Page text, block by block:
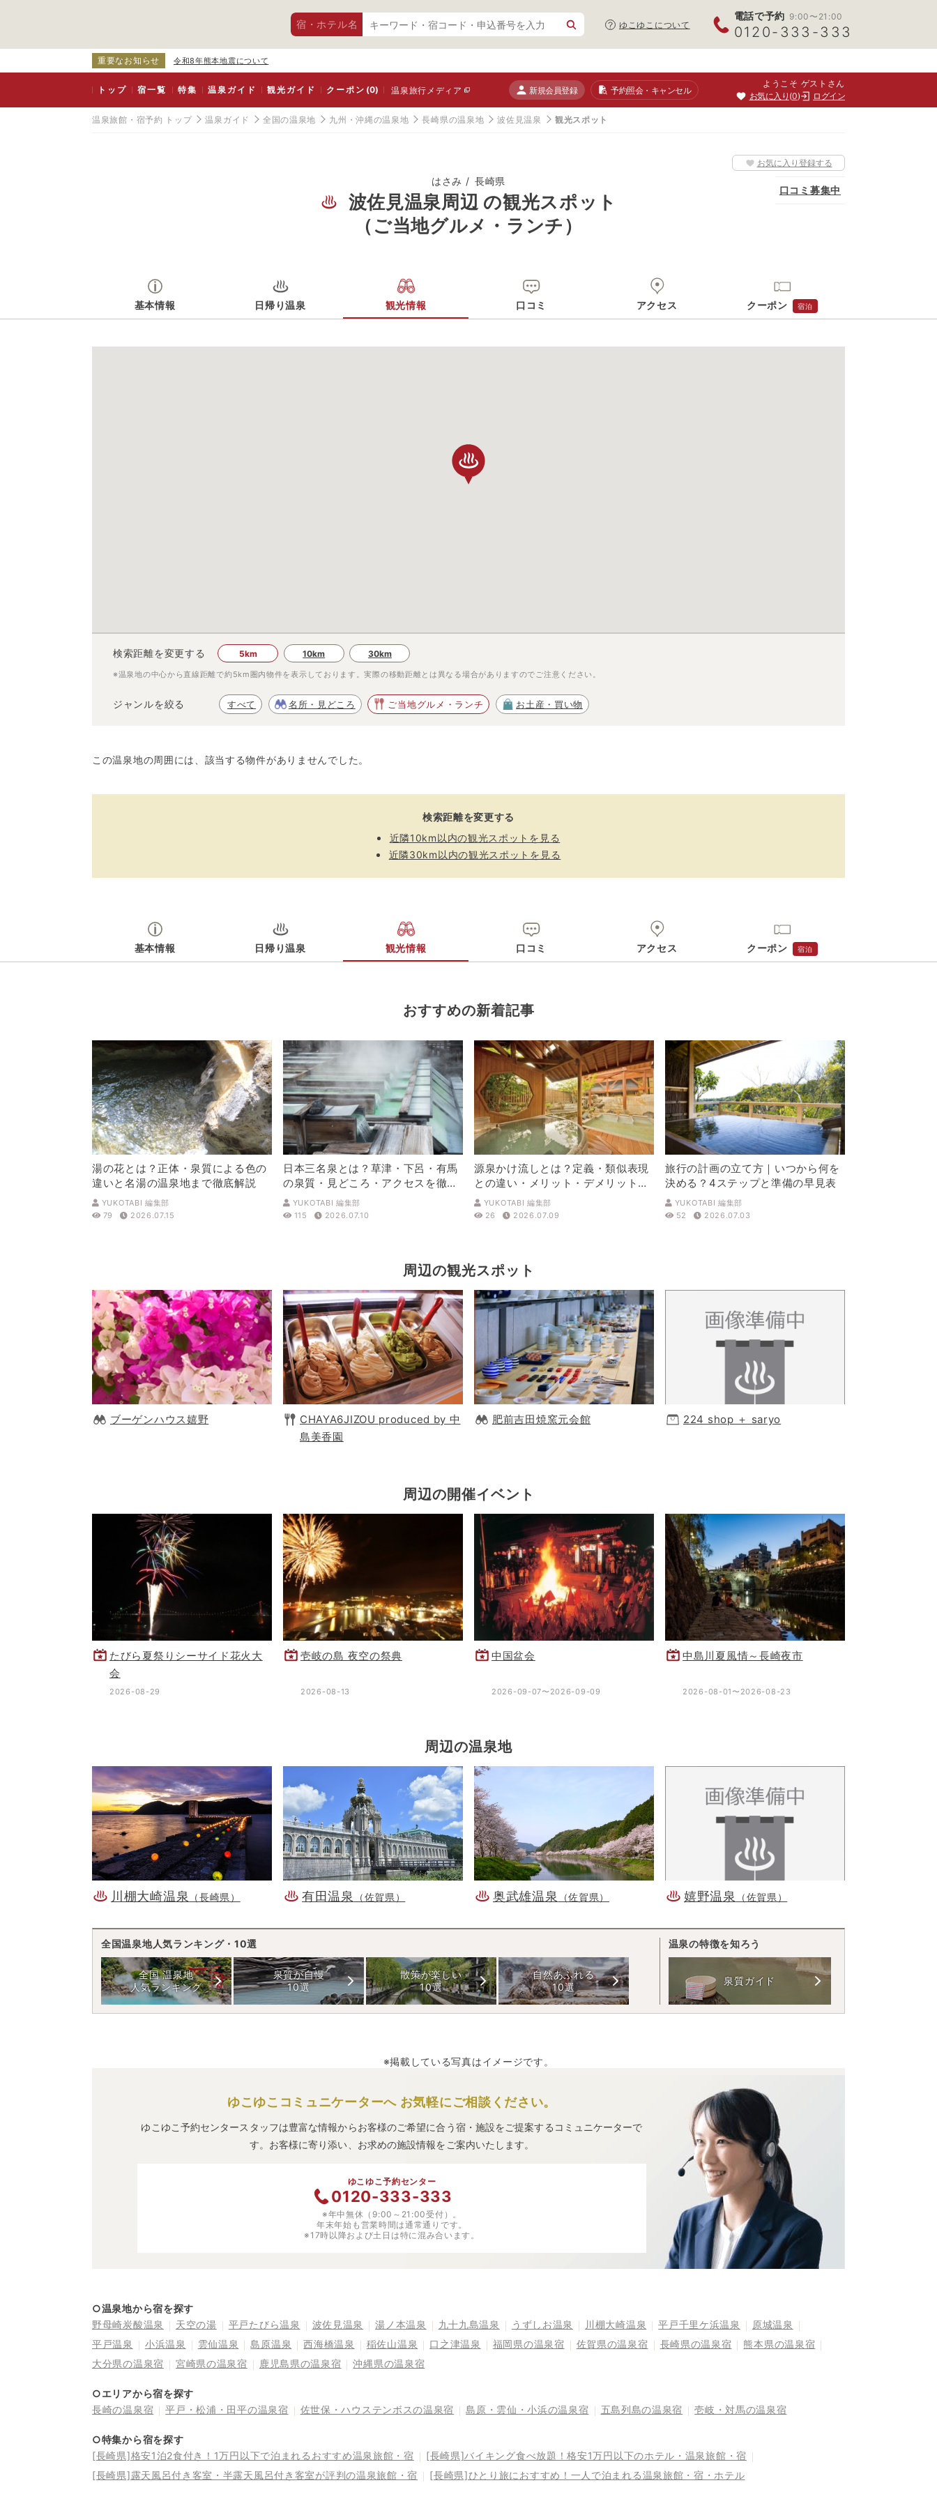
宿・ホテル名 ゆこゆこについて
電話で予約 9:00〜21:00
0120-333-333
重要なお知らせ 令和8年熊本地震について
トップ 宿一覧 特集 温泉ガイド 観光ガイド クーポン(0) 温泉旅行メディア 新規会員登録 予約照会・キャンセル
ようこそ ゲストさん
お気に入り 0 ログイン
温泉旅館・宿予約 トップ 温泉ガイド 全国の温泉地 九州・沖縄の温泉地 長崎県の温泉地 波佐見温泉 観光スポット
はさみ 長崎県
波佐見温泉周辺 の観光スポット
（ご当地グルメ・ランチ）
お気に入り登録する
口コミ募集中
基本情報 日帰り温泉 観光情報 口コミ アクセス クーポン 宿泊
検索距離を変更する 5km 10km 30km
※温泉地の中心から直線距離で約5km 圏内物件を表示しております。実際の移動距離とは異なる場合がありますのでご注意ください。
ジャンルを絞る すべて 名所・見どころ ご当地グルメ・ランチ お土産・買い物
この温泉地の周囲には、該当する物件がありませんでした。
検索距離を変更する
近隣10km以内の観光スポットを見る
近隣30km以内の観光スポットを見る
基本情報 日帰り温泉 観光情報 口コミ アクセス クーポン 宿泊
おすすめの新着記事
湯の花とは？正体・泉質による色の
違いと名湯の温泉地まで徹底解説
YUKOTABI 編集部
79
2026.07.15
日本三名泉とは？草津・下呂・有馬
の泉質・見どころ・アクセスを徹底
解説
YUKOTABI 編集部
115
2026.07.10
源泉かけ流しとは？定義・類似表現
との違い・メリット・デメリットを
解説
YUKOTABI 編集部
26
2026.07.09
旅行の計画の立て方｜いつから何を
決める？4ステップと準備の早見表
YUKOTABI 編集部
52
2026.07.03
周辺の観光スポット
ブーゲンハウス嬉野
CHAYA6JIZOU produced by 中
島美香園
肥前吉田焼窯元会館 224 shop ＋ saryo
周辺の開催イベント
たびら夏祭りシーサイド花火大
会
2026-08-29
壱岐の島 夜空の祭典
2026-08-13
中国盆会
2026-09-07〜2026-09-09
中島川夏風情～長崎夜市
2026-08-01〜2026-08-23
周辺の温泉地
川棚大崎温泉 （長崎県） 有田温泉 （佐賀県） 奥武雄温泉 （佐賀県） 嬉野温泉 （佐賀県）
全国温泉地人気ランキング・10選
全国 温泉地
人気ランキング
泉質が自慢
10選
散策が楽しい
10選
自然あふれる
10選
温泉の特徴を知ろう
泉質ガイド
※掲載している写真はイメージです。
ゆこゆこコミュニケーターへ お気軽にご相談ください。
ゆこゆこ予約センタースタッフは豊富な情報からお客様のご希望に合う宿・施設をご提案するコミュニケーターで
す。お客様に寄り添い、お求めの施設情報をご案内いたします。
ゆこゆこ予約センター
0120-333-333
※年中無休（9:00～21:00受付）。
年末年始も営業時間は通常通りです。
※17時以降および土日は特に混み合います。
○温泉地から宿を探す
野母崎炭酸温泉
天空の湯 平戸たびら温泉 波佐見温泉 湯ノ本温泉 九十九島温泉 うずしお温泉 川棚大崎温泉 平戸千里ケ浜温泉
原城温泉
平戸温泉
小浜温泉 雲仙温泉 島原温泉 西海橋温泉 稲佐山温泉 口之津温泉 福岡県の温泉宿 佐賀県の温泉宿 長崎県の温泉宿
熊本県の温泉宿
大分県の温泉宿
宮崎県の温泉宿 鹿児島県の温泉宿 沖縄県の温泉宿
○エリアから宿を探す
長崎の温泉宿
平戸・松浦・田平の温泉宿 佐世保・ハウステンボスの温泉宿 島原・雲仙・小浜の温泉宿 五島列島の温泉宿 壱岐・対馬の温泉宿
○特集から宿を探す
[長崎県]格安1泊2食付き！1万円以下で泊まれるおすすめ温泉旅館・宿
[長崎県]バイキング食べ放題！格安1万円以下のホテル・温泉旅館・宿
[長崎県]露天風呂付き客室・半露天風呂付き客室が評判の温泉旅館・宿
[長崎県]ひとり旅におすすめ！一人で泊まれる温泉旅館・宿・ホテル